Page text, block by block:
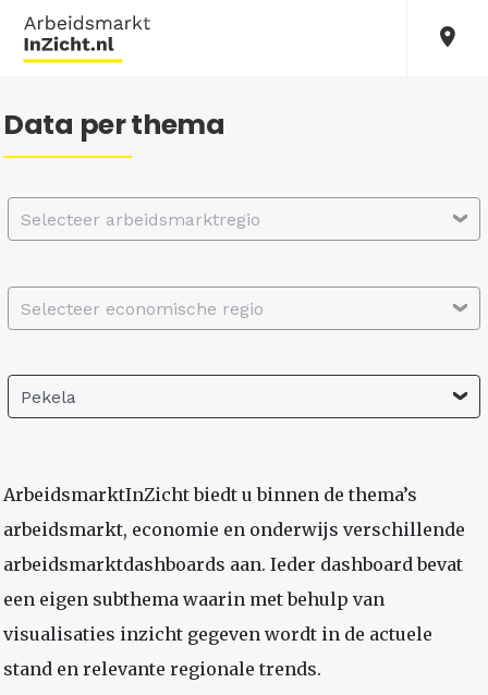
Data per thema
Selecteer arbeidsmarktregio
Selecteer economische regio
Pekela
ArbeidsmarktInZicht biedt u binnen de thema’s
arbeidsmarkt, economie en onderwijs verschillende
arbeidsmarktdashboards aan. Ieder dashboard bevat
een eigen subthema waarin met behulp van
visualisaties inzicht gegeven wordt in de actuele
stand en relevante regionale trends.